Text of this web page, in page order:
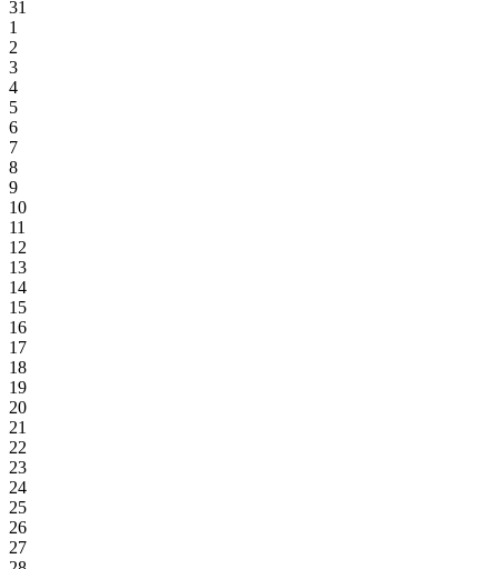
31
1
2
3
4
5
6
7
8
9
10
11
12
13
14
15
16
17
18
19
20
21
22
23
24
25
26
27